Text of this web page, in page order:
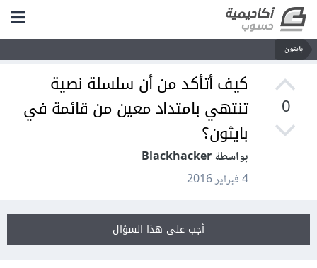
بايثون
0
كيف أتأكد من أن سلسلة نصية
تنتهي بامتداد معين من قائمة في
بايثون؟
بواسطة Blackhacker
4 فبراير 2016
أجب على هذا السؤال